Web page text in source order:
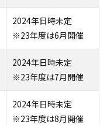
2024年日時未定
※23年度は6月開催
2024年日時未定
※23年度は7月開催
2024年日時未定
※23年度は8月開催